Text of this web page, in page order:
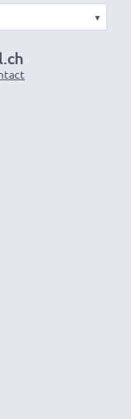
(1000mAh
ou à l’arrière
Elle est
ordinateur.
compromis
dès maintenant
▾